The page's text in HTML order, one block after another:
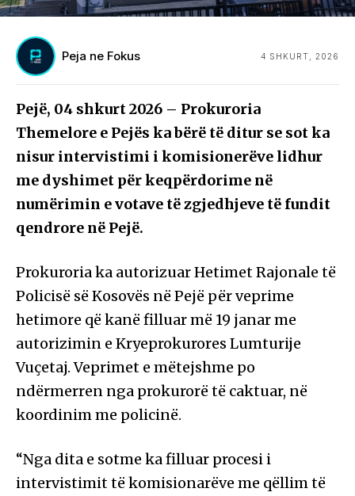
Peja ne Fokus 4 SHKURT, 2026
Pejë, 04 shkurt 2026 – Prokuroria
Themelore e Pejës ka bërë të ditur se sot ka
nisur intervistimi i komisionerëve lidhur
me dyshimet për keqpërdorime në
numërimin e votave të zgjedhjeve të fundit
qendrore në Pejë.
Prokuroria ka autorizuar Hetimet Rajonale të
Policisë së Kosovës në Pejë për veprime
hetimore që kanë filluar më 19 janar me
autorizimin e Kryeprokurores Lumturije
Vuçetaj. Veprimet e mëtejshme po
ndërmerren nga prokurorë të caktuar, në
koordinim me policinë.
“Nga dita e sotme ka filluar procesi i
intervistimit të komisionarëve me qëllim të